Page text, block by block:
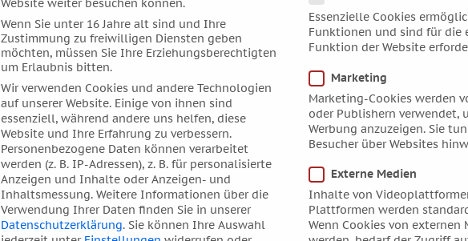
Wenn Sie unter 16 Jahre alt sind und Ihre
Zustimmung zu freiwilligen Diensten geben
möchten, müssen Sie Ihre Erziehungsberechtigten
um Erlaubnis bitten.
Wir verwenden Cookies und andere Technologien
auf unserer Website. Einige von ihnen sind
essenziell, während andere uns helfen, diese
Website und Ihre Erfahrung zu verbessern.
Personenbezogene Daten können verarbeitet
werden (z. B. IP-Adressen), z. B. für personalisierte
Anzeigen und Inhalte oder Anzeigen- und
Inhaltsmessung. Weitere Informationen über die
Verwendung Ihrer Daten finden Sie in unserer
Datenschutzerklärung. Sie können Ihre Auswahl
Essenzielle Cookies
Funktionen und sind für die
Funktion der Website
Marketing
Marketing-Cookies werden
oder Publishern verwendet,
Werbung anzuzeigen. Sie
Besucher über Websites
Externe Medien
Inhalte von
Plattformen werden
Wenn Cookies von externen